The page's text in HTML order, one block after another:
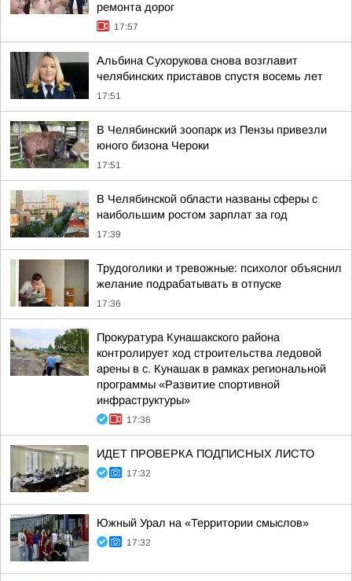
ремонта дорог
17:57
Альбина Сухорукова снова возглавит
челябинских приставов спустя восемь лет
17:51
В Челябинский зоопарк из Пензы привезли
юного бизона Чероки
17:51
В Челябинской области названы сферы с
наибольшим ростом зарплат за год
17:39
Трудоголики и тревожные: психолог объяснил
желание подрабатывать в отпуске
17:36
Прокуратура Кунашакского района
контролирует ход строительства ледовой
арены в с. Кунашак в рамках региональной
программы «Развитие спортивной
инфраструктуры»
17:36
ИДЕТ ПРОВЕРКА ПОДПИСНЫХ ЛИСТО
17:32
Южный Урал на «Территории смыслов»
17:32